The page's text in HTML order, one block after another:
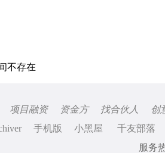
不存在
项目融资 资金方 找合伙人
创
手机版 小黑屋
千友部落
服务